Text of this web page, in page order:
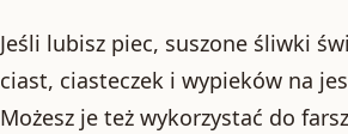
Jeśli lubisz piec, suszone śliwki
ciast, ciasteczek i wypieków na
Możesz je też wykorzystać do